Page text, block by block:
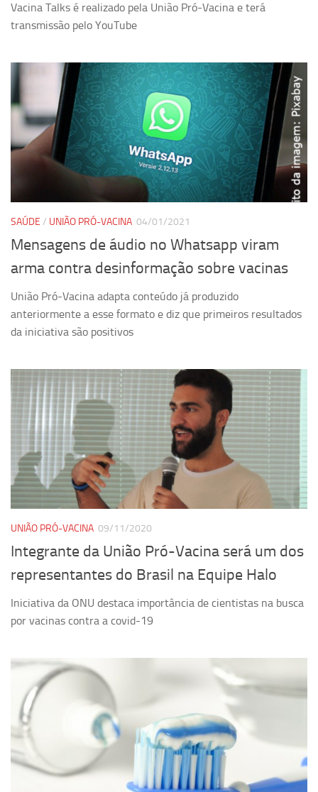
Fernando de Lima Caneppele
Geciane Silveira Porto
Professor Sênior
Professores Seniores Encerrados
Institucional
Polo Ribeirão Preto
Estrutura do polo
Espaço de Eventos
Projetos
Ciência com Pipoca
Ciência Por Elas
Pint of Science
União Pró-Vacina
Publicações
Documentos
Relatórios
Revista Estudos Avançados
Espaço Cultural
Newsletter
Vacina Talks é realizado pela União Pró-Vacina e terá
transmissão pelo YouTube
SAÚDE / UNIÃO PRÓ-VACINA 04/01/2021
Mensagens de áudio no Whatsapp viram
arma contra desinformação sobre vacinas
União Pró-Vacina adapta conteúdo já produzido
anteriormente a esse formato e diz que primeiros resultados
da iniciativa são positivos
UNIÃO PRÓ-VACINA 09/11/2020
Integrante da União Pró-Vacina será um dos
representantes do Brasil na Equipe Halo
Iniciativa da ONU destaca importância de cientistas na busca
por vacinas contra a covid-19